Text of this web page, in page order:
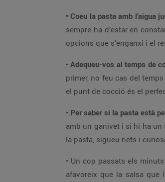
• Coeu la pasta amb l’aigua
sempre ha d’estar en
opcions que s’enganxi i el
• Adequeu-vos al temps de
primer, no feu cas del
el punt de cocció és el
• Per saber si la pasta està
amb un ganivet i si hi ha
la pasta, sigueu nets i
• Un cop passats els
afavoreix que la salsa que